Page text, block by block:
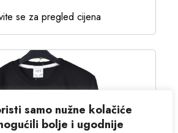
samo nužne kolačiće
bolje i ugodnije
se za pregled cijena